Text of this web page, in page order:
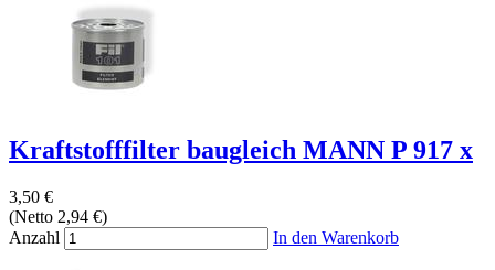
Kraftstofffilter baugleich MANN P 917 x
3,50 €
(Netto 2,94 €)
Anzahl
In den Warenkorb